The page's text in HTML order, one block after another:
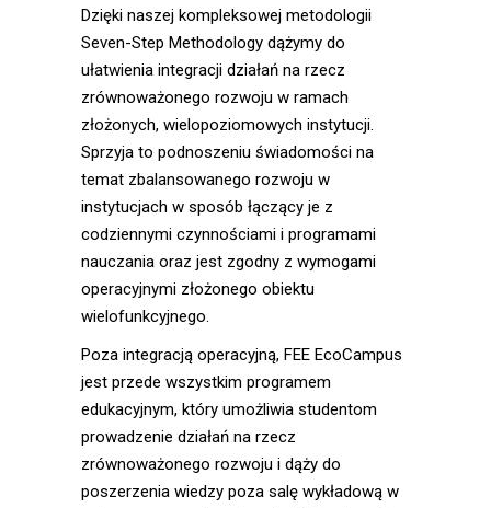
Dzięki naszej kompleksowej metodologii
Seven-Step Methodology dążymy do
ułatwienia integracji działań na rzecz
zrównoważonego rozwoju w ramach
złożonych, wielopoziomowych instytucji.
Sprzyja to podnoszeniu świadomości na
temat zbalansowanego rozwoju w
instytucjach w sposób łączący je z
codziennymi czynnościami i programami
nauczania oraz jest zgodny z wymogami
operacyjnymi złożonego obiektu
wielofunkcyjnego.
Poza integracją operacyjną, FEE EcoCampus
jest przede wszystkim programem
edukacyjnym, który umożliwia studentom
prowadzenie działań na rzecz
zrównoważonego rozwoju i dąży do
poszerzenia wiedzy poza salę wykładową w